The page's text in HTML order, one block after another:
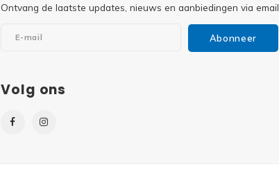
Ontvang de laatste updates, nieuws en aanbiedingen via email
Abonneer
Volg ons